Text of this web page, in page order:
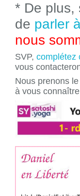
* De plus,
de parler
nous
SVP, complétez
vous
Nous prenons
à vous